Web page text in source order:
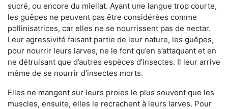
sucré, ou encore du miellat. Ayant une langue trop courte,
les guêpes ne peuvent pas être considérées comme
pollinisatrices, car elles ne se nourrissent pas de nectar.
Leur agressivité faisant partie de leur nature, les guêpes,
pour nourrir leurs larves, ne le font qu’en s’attaquant et en
ne détruisant que d’autres espèces d’insectes. Il leur arrive
même de se nourrir d’insectes morts.
Elles ne mangent sur leurs proies le plus souvent que les
muscles, ensuite, elles le recrachent à leurs larves. Pour